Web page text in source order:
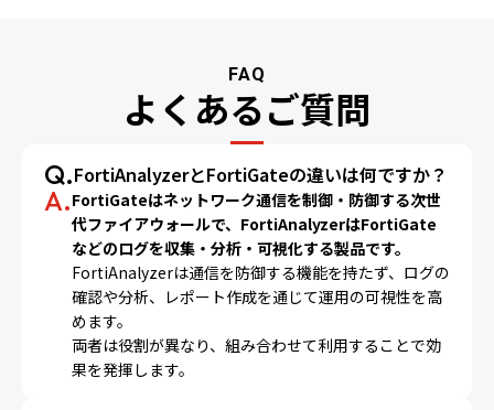
FAQ
よくあるご質問
Q.FortiAnalyzerとFortiGateの違いは何ですか？
A.FortiGateはネットワーク通信を制御・防御する次世
代ファイアウォールで、FortiAnalyzerはFortiGate
などのログを収集・分析・可視化する製品です。
FortiAnalyzerは通信を防御する機能を持たず、ログの
確認や分析、レポート作成を通じて運用の可視性を高
めます。
両者は役割が異なり、組み合わせて利用することで効
果を発揮します。